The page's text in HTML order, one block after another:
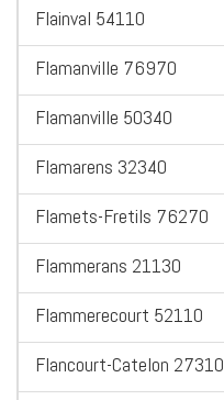
Flainval 54110
Flamanville 76970
Flamanville 50340
Flamarens 32340
Flamets-Fretils 76270
Flammerans 21130
Flammerecourt 52110
Flancourt-Catelon 27310